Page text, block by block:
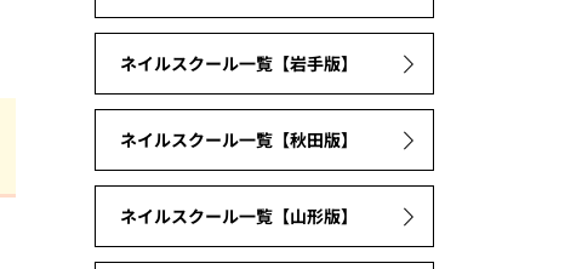
ネイルスクール一覧【岩手版】
ネイルスクール一覧【秋田版】
ネイルスクール一覧【山形版】